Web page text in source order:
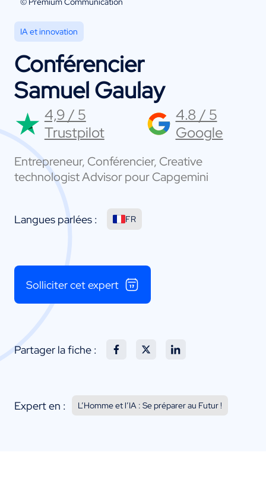
IA et innovation
Conférencier
Samuel Gaulay
4,9 / 5
Trustpilot
4.8 / 5
Google
Entrepreneur, Conférencier, Creative
technologist Advisor pour Capgemini
Langues parlées : FR
Solliciter cet expert
Partager la fiche :
Expert en : L’Homme et l’IA : Se préparer au Futur !